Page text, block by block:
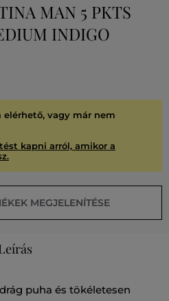
MAN 5 PKTS
INDIGO
vagy már nem
kapni arról, amikor a
MEGJELENÍTÉSE
puha és tökéletesen